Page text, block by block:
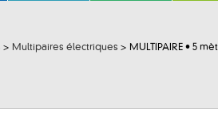
> Multipaires électriques > MULTIPAIRE • 5